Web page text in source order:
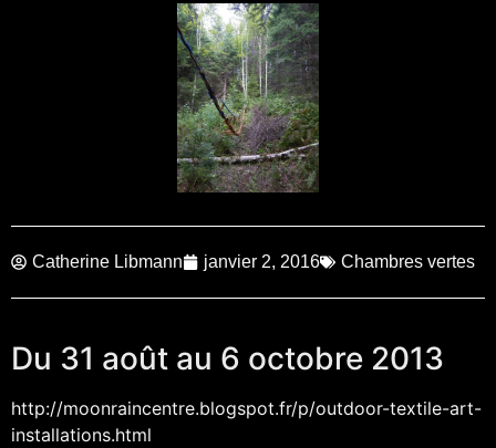
Catherine Libmann janvier 2, 2016 Chambres vertes
Du 31 août au 6 octobre 2013
http://moonraincentre.blogspot.fr/p/outdoor-textile-art-
installations.html